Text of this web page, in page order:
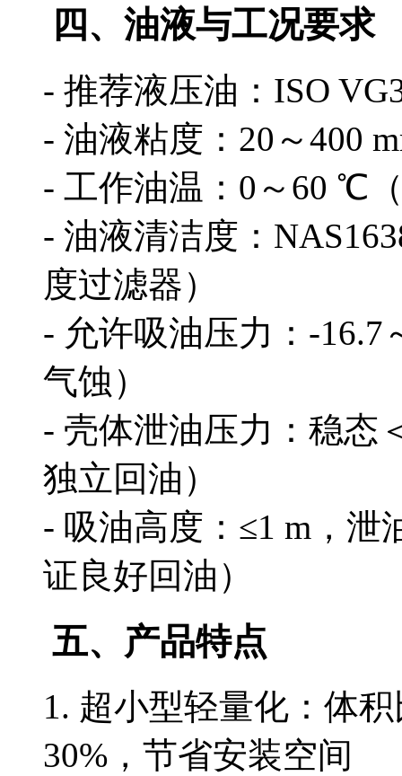
四、油液与工况要求
- 推荐液压油：ISO
- 油液粘度：20～400
- 工作油温：0～60 ℃
- 油液清洁度：
度过滤器）
- 允许吸油压力：-16.7
气蚀）
- 壳体泄油压力：稳态
独立回油）
- 吸油高度：≤1 m，泄
证良好回油）
五、产品特点
1. 超小型轻量化：体
30%，节省安装空间